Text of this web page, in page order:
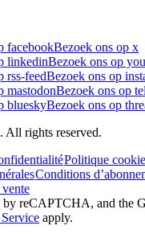
facebookBezoek ons op x
linkedinBezoek ons op
rss-feedBezoek ons op
mastodonBezoek ons op
blueskyBezoek ons op
All rights reserved.
Politique
Conditions
by reCAPTCHA, and the
apply.